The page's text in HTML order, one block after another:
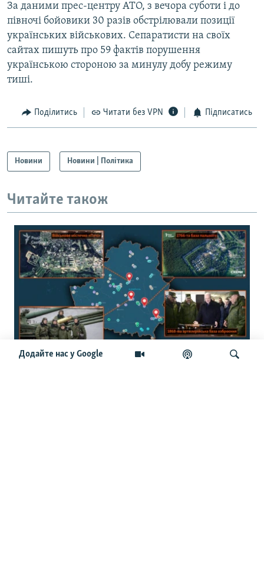
Додайте нас у Google
За даними прес-центру АТО, з вечора суботи і до
півночі бойовики 30 разів обстрілювали позиції
українських військових. Сепаратисти на своїх
сайтах пишуть про 59 фактів порушення
українською стороною за минулу добу режиму
тиші.
Поділитись Читати без VPN Підписатись
Новини Новини | Політика
Читайте також